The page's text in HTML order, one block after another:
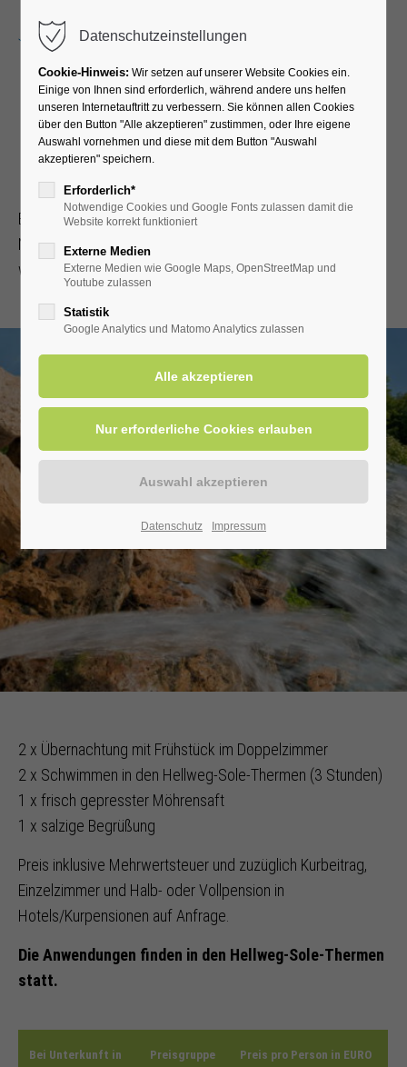
Soliges Kennenlernen
Pauschalen mit Sole & Salz
Eine erste Begegnung mit der Original Bad Westernkottener
Natursole, die Ihren Wunsch nach Wiederholung wecken
wird!
2 x Übernachtung mit Frühstück im Doppelzimmer
2 x Schwimmen in den Hellweg-Sole-Thermen (3 Stunden)
1 x frisch gepresster Möhrensaft
1 x salzige Begrüßung
Preis inklusive Mehrwertsteuer und zuzüglich Kurbeitrag,
Einzelzimmer und Halb- oder Vollpension in
Hotels/Kurpensionen auf Anfrage.
Die Anwendungen finden in den Hellweg-Sole-Thermen
statt.
Bei Unterkunft in Preisgruppe Preis pro Person in EURO
Datenschutzeinstellungen
Cookie-Hinweis: Wir setzen auf unserer Website Cookies ein.
Einige von Ihnen sind erforderlich, während andere uns helfen
unseren Internetauftritt zu verbessern. Sie können allen Cookies
über den Button "Alle akzeptieren" zustimmen, oder Ihre eigene
Auswahl vornehmen und diese mit dem Button "Auswahl
akzeptieren" speichern.
Erforderlich*
Notwendige Cookies und Google Fonts zulassen damit die
Website korrekt funktioniert
Externe Medien
Externe Medien wie Google Maps, OpenStreetMap und
Youtube zulassen
Statistik
Google Analytics und Matomo Analytics zulassen
Datenschutz Impressum